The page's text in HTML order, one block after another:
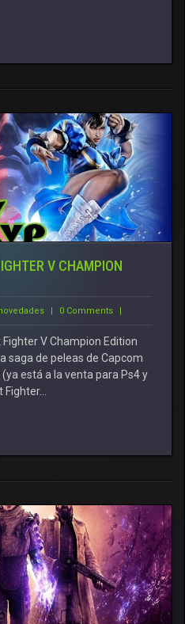
V CHAMPION
0 Comments
V Champion Edition
saga de peleas de Capcom
está a la venta para Ps4 y
Fighter…